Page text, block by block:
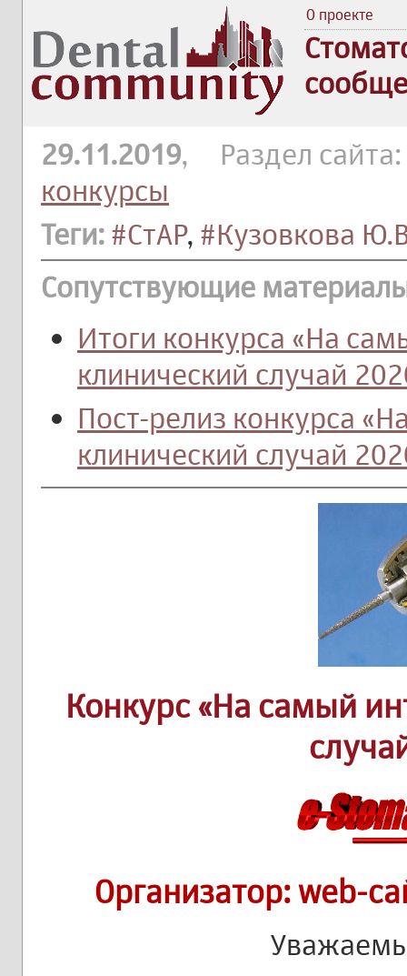
О проекте
29.11.2019, Раздел сайта:
конкурсы
Теги: #СтАР, #Кузовкова
Сопутствующие
Итоги конкурса «На
клинический случай
Пост-релиз конкурса
клинический случай
Конкурс «На самый
Организатор: web-